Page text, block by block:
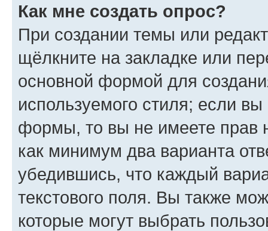
Как мне создать опрос?
При создании темы или
щёлкните на закладке или
основной формой для
используемого стиля; если
формы, то вы не имеете прав
как минимум два варианта
убедившись, что каждый
текстового поля. Вы также
которые могут выбрать